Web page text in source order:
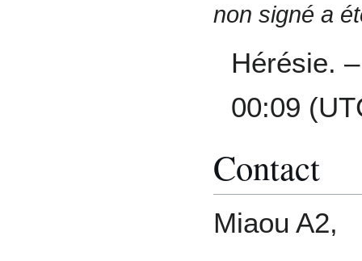
non signé a
Hérésie.
00:09
Contact
Miaou A2,